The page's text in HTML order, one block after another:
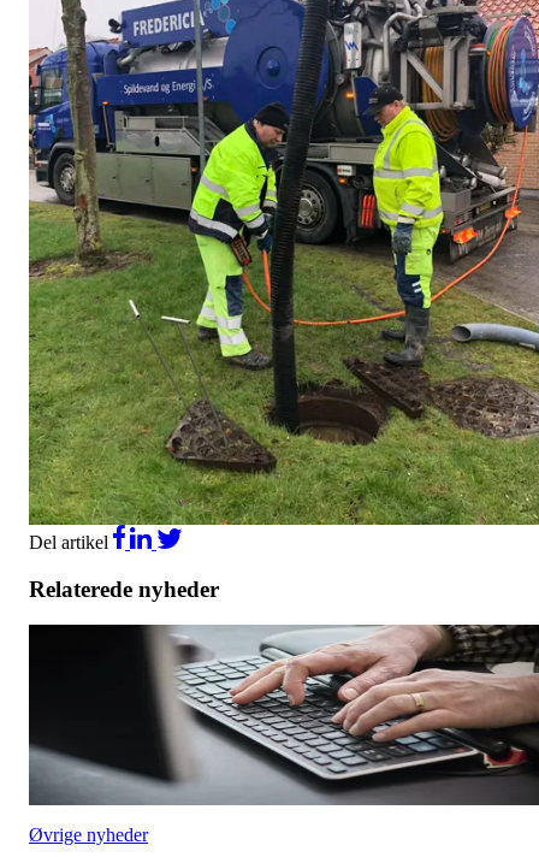
Del artikel
Relaterede nyheder
Øvrige nyheder